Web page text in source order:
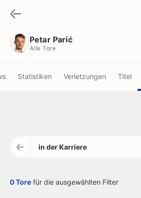
Petar Parić
Alle Tore
Statistiken Verletzungen Titel
in der Karriere
0 Tore für die ausgewählten Filter